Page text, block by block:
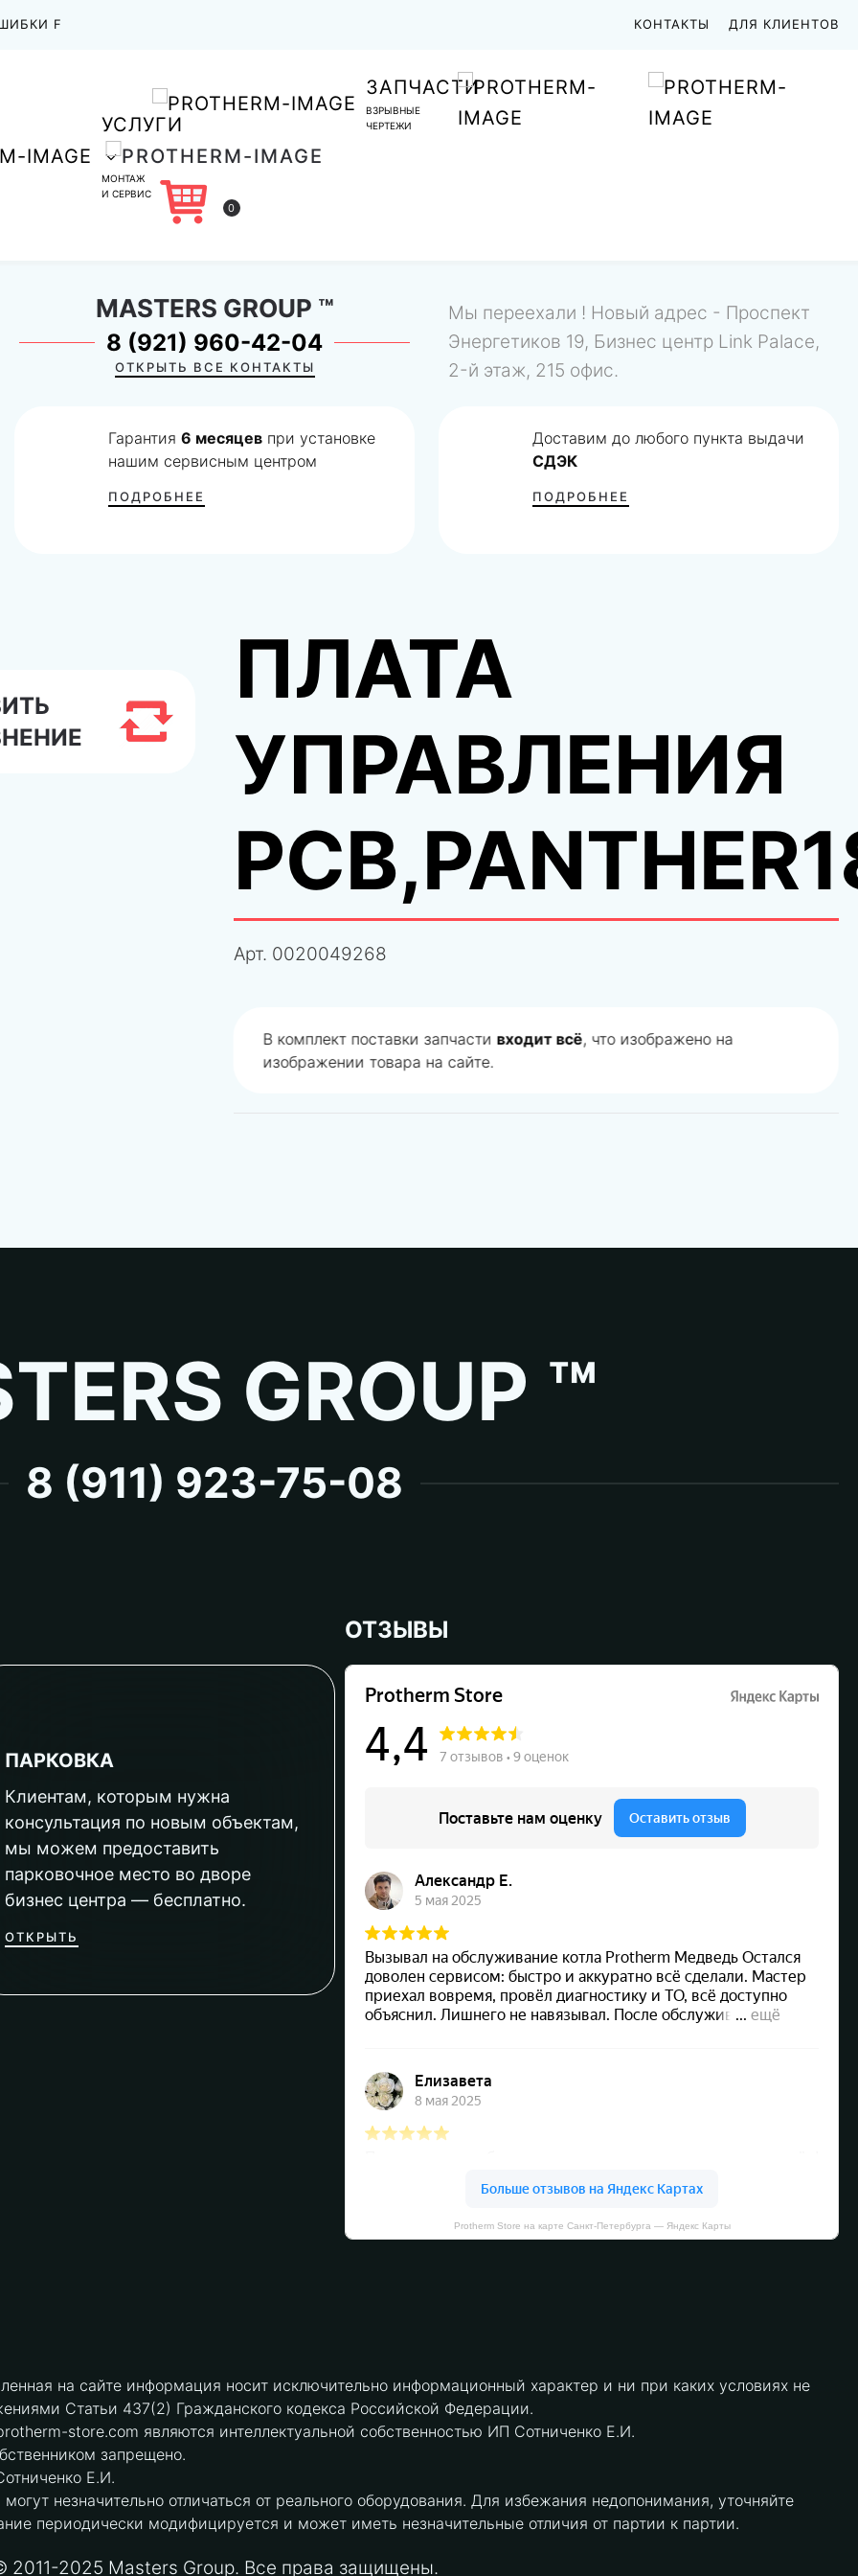
F КОНТАКТЫ ДЛЯ КЛИЕНТОВ
УСЛУГИ
МОНТАЖ
И СЕРВИС
ЗАПЧАСТИ
ВЗРЫВНЫЕ
ЧЕРТЕЖИ
0
MASTERS GROUP ™
8 (921) 960-42-04
ОТКРЫТЬ ВСЕ КОНТАКТЫ
Мы переехали ! Новый адрес - Проспект
Энергетиков 19, Бизнес центр Link Palace,
2-й этаж, 215 офис.
Гарантия6 месяцев при установке
нашим сервисным центром
ПОДРОБНЕЕ
Доставим до любого пункта выдачи
СДЭК
ПОДРОБНЕЕ
ПЛАТА
УПРАВЛЕНИЯ
Арт. 0020049268
В комплект поставки запчасти входит всё, что изображено на
изображении товара на сайте.
GROUP ™
8 (911) 923-75-08
ПАРКОВКА
Клиентам, которым нужна
консультация по новым объектам,
мы можем предоставить
парковочное место во дворе
бизнес центра — бесплатно.
ОТКРЫТЬ
ОТЗЫВЫ
Protherm Store на карте Санкт‑Петербурга — Яндекс Карты
на сайте информация носит исключительно информационный характер и ни при каких условиях не
Статьи 437(2) Гражданского кодекса Российской Федерации.
store.com являются интеллектуальной собственностью ИП Сотниченко Е.И.
запрещено.
Е.И.
незначительно отличаться от реального оборудования. Для избежания недопонимания, уточняйте
периодически модифицируется и может иметь незначительные отличия от партии к партии.
2011-2025 Masters Group. Все права защищены.